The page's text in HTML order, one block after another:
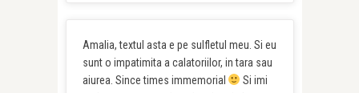
Amalia, textul asta e pe sulfletul meu. Si eu
sunt o impatimita a calatoriilor, in tara sau
aiurea. Since times immemorial
Si imi